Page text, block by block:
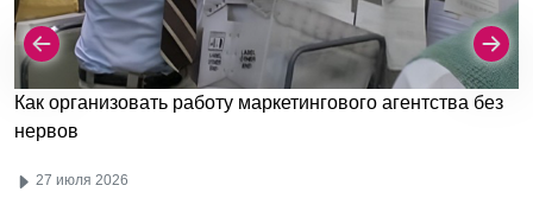
Как организовать работу маркетингового агентства без
нервов
27 июля 2026